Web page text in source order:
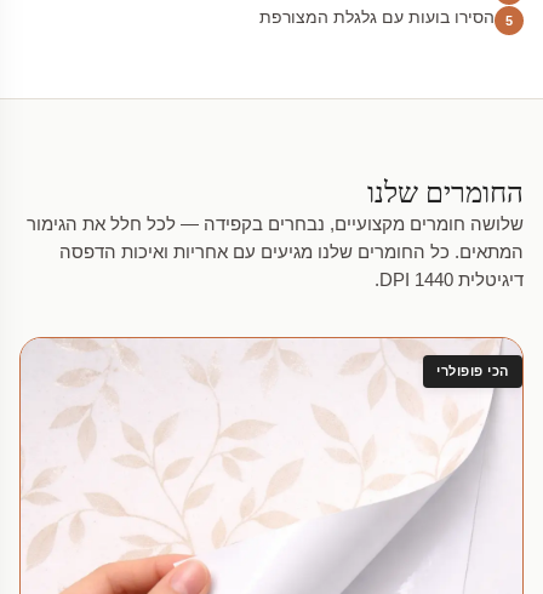
5 הסירו בועות עם גלגלת המצורפת
החומרים שלנו
שלושה חומרים מקצועיים, נבחרים בקפידה — לכל חלל את הגימור
המתאים. כל החומרים שלנו מגיעים עם אחריות ואיכות הדפסה
דיגיטלית 1440 DPI.
הכי פופולרי